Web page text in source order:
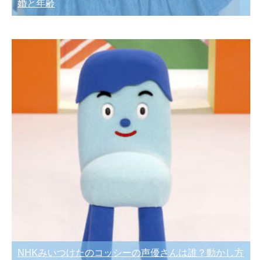
婚と年齢
NHKみいつけたのコッシーの声優さんは誰？動かし方